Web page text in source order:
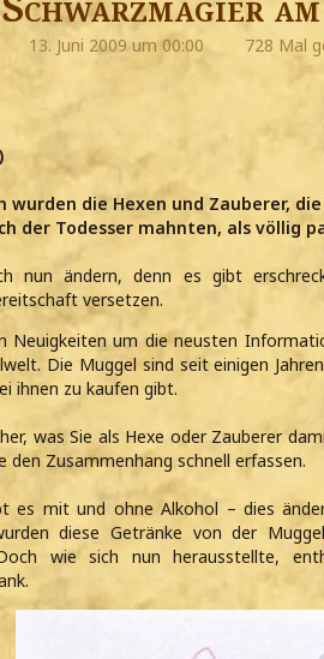
13. Juni 2009 um 00:00 728 Mal
wurden die Hexen und Zauberer,
der Todesser mahnten, als völlig
nun ändern, denn es gibt
versetzen.
Neuigkeiten um die neusten
Die Muggel sind seit einigen
ihnen zu kaufen gibt.
was Sie als Hexe oder Zauberer
den Zusammenhang schnell erfassen.
es mit und ohne Alkohol – dies
diese Getränke von der
wie sich nun herausstellte,